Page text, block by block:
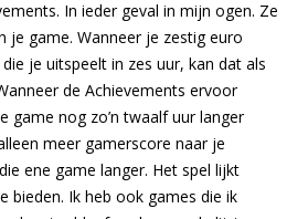
In ieder geval in mijn ogen. Ze
je game. Wanneer je zestig euro
je uitspeelt in zes uur, kan dat als
de Achievements ervoor
game nog zo’n twaalf uur langer
meer gamerscore naar je
ene game langer. Het spel lijkt
bieden. Ik heb ook games die ik